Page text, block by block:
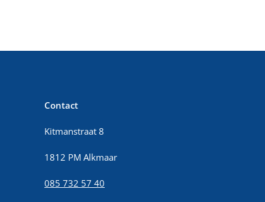
Contact
Kitmanstraat 8
1812 PM Alkmaar
085 732 57 40